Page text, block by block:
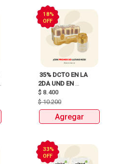
18%
OFF
35% DCTO EN LA
2DA UND EN
CERVEZA CLUB
COLOMBIA LATA
X330ml
$ 8.400
$10.200
Agregar
33%
OFF